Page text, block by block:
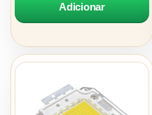
Adicionar